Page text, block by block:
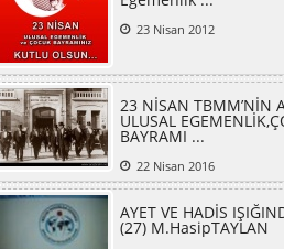
23 NİSAN TBMM’NİN
ULUSAL
BAYRAMI ...
AYET VE HADİS
(27) M.HasipTAYLAN